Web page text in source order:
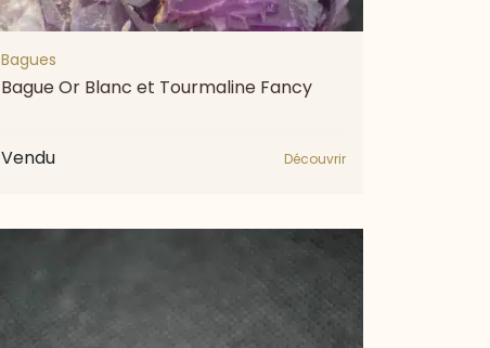
Bagues
Bague Or Blanc et Tourmaline Fancy
Vendu Découvrir